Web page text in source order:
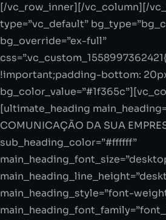
[/vc_row_inner][/vc_column][/
type=”vc_default”
bg_override=”ex-full”
!important;padding-bottom:
[ultimate_heading
COMUNICAÇÃO DA SUA
sub_heading_color=”#ffffff”
main_heading_style=”font-